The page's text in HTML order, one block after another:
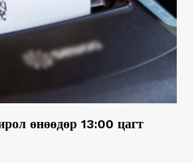
өнөөдөр 13:00 цагт